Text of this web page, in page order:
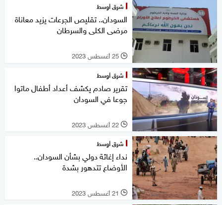
شرق أوسط
السودان.. تقليص الجرعات يزيد معاناة
مرضى الكلى والسرطان
l 25 أغسطس 2023
شرق أوسط
تقرير صادم يكشف أعداد أطفال ماتوا
جوعا في السودان
l 22 أغسطس 2023
شرق أوسط
نداء إغاثة دولي بشأن السودان..
الأوضاع تتدهور بشدة
l 21 أغسطس 2023